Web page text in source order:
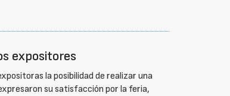
expositores
la posibilidad de realizar una
su satisfacción por la feria,